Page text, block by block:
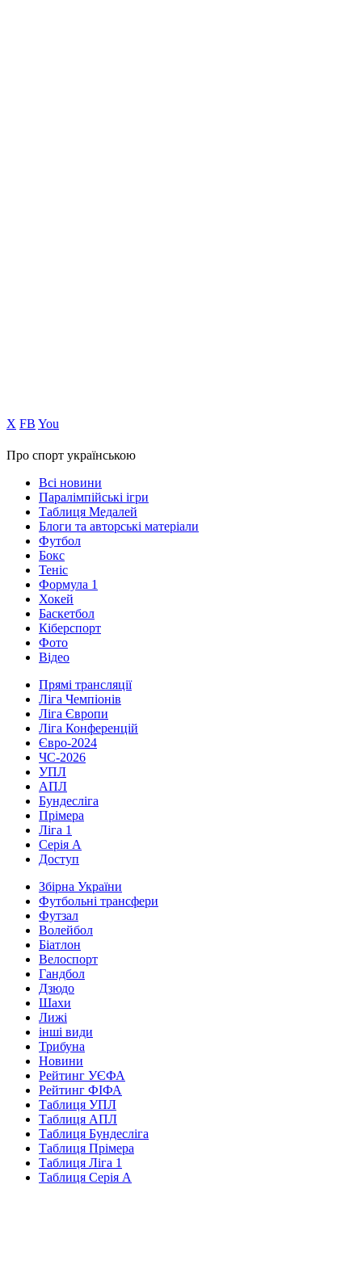
Х FB You
Про спорт українською
Всі новини
Паралімпійські ігри
Таблиця Медалей
Блоги та авторські матеріали
Футбол
Бокс
Теніс
Формула 1
Хокей
Баскетбол
Кіберспорт
Фото
Відео
Прямі трансляції
Ліга Чемпіонів
Ліга Європи
Ліга Конференцій
Євро-2024
ЧС-2026
УПЛ
АПЛ
Бундесліга
Прімера
Ліга 1
Серія А
Доступ
Збірна України
Футбольні трансфери
Футзал
Волейбол
Біатлон
Велоспорт
Гандбол
Дзюдо
Шахи
Лижі
інші види
Трибуна
Новини
Рейтинг УЄФА
Рейтинг ФІФА
Таблиця УПЛ
Таблиця АПЛ
Таблиця Бундесліга
Таблиця Прімера
Таблиця Ліга 1
Таблиця Серія А